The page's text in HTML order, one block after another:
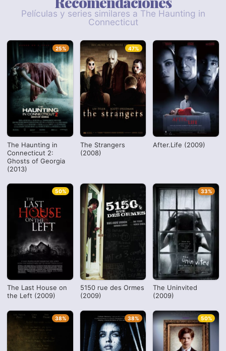
Películas y series similares a The Haunting in
Connecticut
The Haunting in
Connecticut 2:
Ghosts of Georgia
(2013)
25%
The Strangers
(2008)
47%
After.Life (2009)
The Last House on
the Left (2009)
50%
5150 rue des Ormes
(2009)
The Uninvited
(2009)
33%
38% 38% 50%